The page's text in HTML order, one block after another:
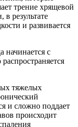
трение хрящевой
в результате
и развивается
начинается с
тяжелых
и сложно поддает
происходит